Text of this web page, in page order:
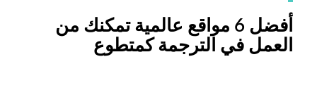
أفضل 6 مواقع عالمية تمكنك من
العمل في الترجمة كمتطوع